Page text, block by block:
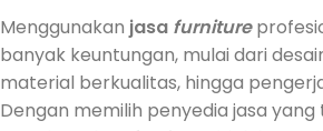
Menggunakan jasa furniture
banyak keuntungan, mulai dari
material berkualitas, hingga
Dengan memilih penyedia jasa